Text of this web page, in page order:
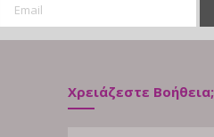
Χρειάζεστε Βοήθεια;